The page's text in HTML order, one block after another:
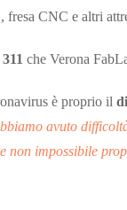
fresa CNC e altri
che Verona
è proprio il
avuto
impossibile